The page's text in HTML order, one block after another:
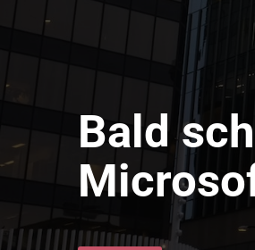
Bald